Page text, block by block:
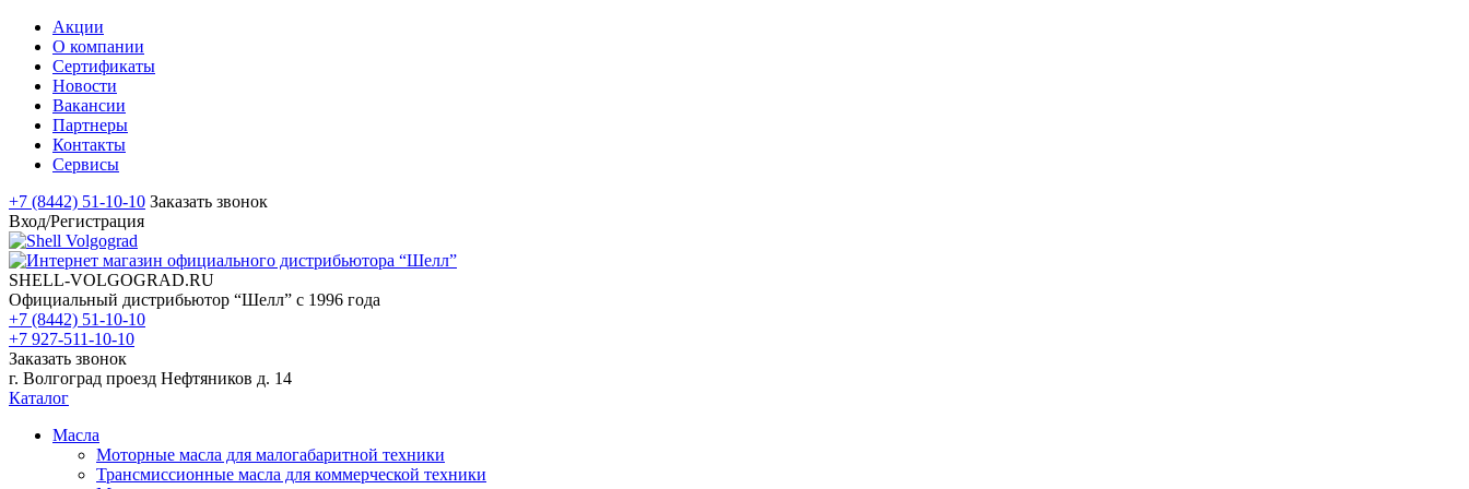
Акции
О компании
Сертификаты
Новости
Вакансии
Партнеры
Контакты
Сервисы
+7 (8442) 51-10-10 Заказать звонок
Вход/Регистрация
SHELL-VOLGOGRAD.RU
Официальный дистрибьютор “Шелл” с 1996 года
+7 (8442) 51-10-10
+7 927-511-10-10
Заказать звонок
г. Волгоград проезд Нефтяников д. 14
Каталог
Масла
Моторные масла для малогабаритной техники
Трансмиссионные масла для коммерческой техники